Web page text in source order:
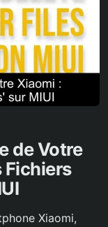
de Votre
Fichiers
Xiaomi,